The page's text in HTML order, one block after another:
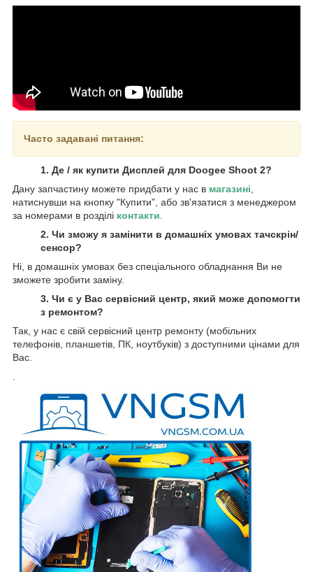
Часто задавані питання:
1. Де / як купити Дисплей для Doogee Shoot 2?
Дану запчастину можете придбати у нас в магазині
натиснувши на кнопку "Купити", або зв'язатися з менеджером
за номерами в розділі контакти
2. Чи зможу я замінити в домашніх умовах тачскрін/
сенсор?
Ні, в домашніх умовах без спеціального обладнання Ви не
зможете зробити заміну.
3. Чи є у Вас сервісний центр, який може допомогти
з ремонтом?
Так, у нас є свій сервісний центр ремонту (мобільних
телефонів, планшетів, ПК, ноутбуків) з доступними цінами для
Вас.